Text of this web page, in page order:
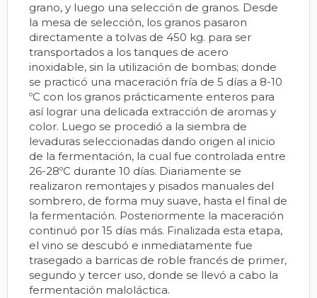
grano, y luego una selección de granos. Desde
la mesa de selección, los granos pasaron
directamente a tolvas de 450 kg. para ser
transportados a los tanques de acero
inoxidable, sin la utilización de bombas; donde
se practicó una maceración fría de 5 días a 8-10
ºC con los granos prácticamente enteros para
así lograr una delicada extracción de aromas y
color. Luego se procedió a la siembra de
levaduras seleccionadas dando origen al inicio
de la fermentación, la cual fue controlada entre
26-28ºC durante 10 días. Diariamente se
realizaron remontajes y pisados manuales del
sombrero, de forma muy suave, hasta el final de
la fermentación. Posteriormente la maceración
continuó por 15 días más. Finalizada esta etapa,
el vino se descubó e inmediatamente fue
trasegado a barricas de roble francés de primer,
segundo y tercer uso, donde se llevó a cabo la
fermentación maloláctica.